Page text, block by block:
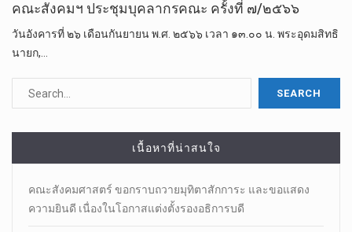
คณะสังคมฯ ประชุมบุคลากรคณะ ครั้งที่ ๗/๒๕๖๖
วันอังคารที่ ๒๖ เดือนกันยายน พ.ศ. ๒๕๖๖ เวลา ๑๓.๐๐ น. พระอุดมสิทธิ
นายก,…
เนื้อหาที่น่าสนใจ
คณะสังคมศาสตร์ ขอกราบถวายมุทิตาสักการะ และขอแสดง
ความยินดี เนื่องในโอกาสแต่งตั้งรองอธิการบดี